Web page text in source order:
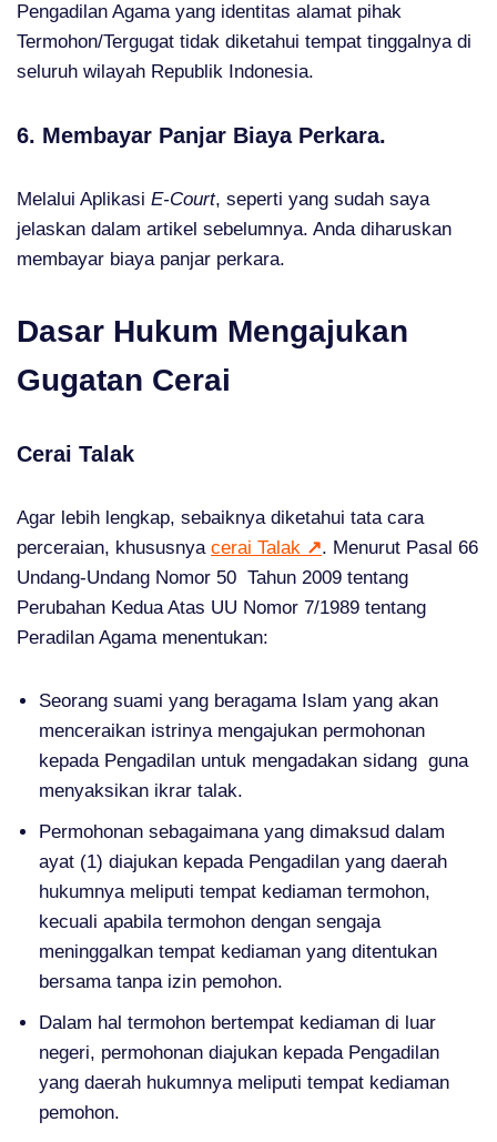
Pengadilan Agama yang identitas alamat pihak
Termohon/Tergugat tidak diketahui tempat tinggalnya di
seluruh wilayah Republik Indonesia.
6. Membayar Panjar Biaya Perkara.
Melalui Aplikasi E-Court, seperti yang sudah saya
jelaskan dalam artikel sebelumnya. Anda diharuskan
membayar biaya panjar perkara.
Dasar Hukum Mengajukan
Gugatan Cerai
Cerai Talak
Agar lebih lengkap, sebaiknya diketahui tata cara
perceraian, khususnya cerai Talak ↗. Menurut Pasal 66
Undang-Undang Nomor 50 Tahun 2009 tentang
Perubahan Kedua Atas UU Nomor 7/1989 tentang
Peradilan Agama menentukan:
Seorang suami yang beragama Islam yang akan
menceraikan istrinya mengajukan permohonan
kepada Pengadilan untuk mengadakan sidang guna
menyaksikan ikrar talak.
Permohonan sebagaimana yang dimaksud dalam
ayat (1) diajukan kepada Pengadilan yang daerah
hukumnya meliputi tempat kediaman termohon,
kecuali apabila termohon dengan sengaja
meninggalkan tempat kediaman yang ditentukan
bersama tanpa izin pemohon.
Dalam hal termohon bertempat kediaman di luar
negeri, permohonan diajukan kepada Pengadilan
yang daerah hukumnya meliputi tempat kediaman
pemohon.